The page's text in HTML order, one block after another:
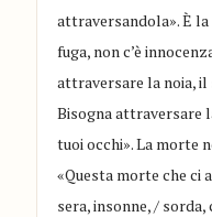
attraversandola». È la
fuga, non c’è
attraversare la noia,
Bisogna attraversare
tuoi occhi». La morte
«Questa morte che ci
sera, insonne, /